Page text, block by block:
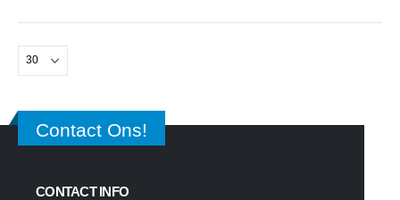
Contact Ons!
CONTACT INFO